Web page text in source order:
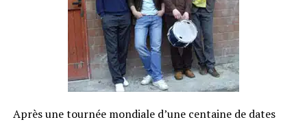
Après une tournée mondiale d’une centaine de dates